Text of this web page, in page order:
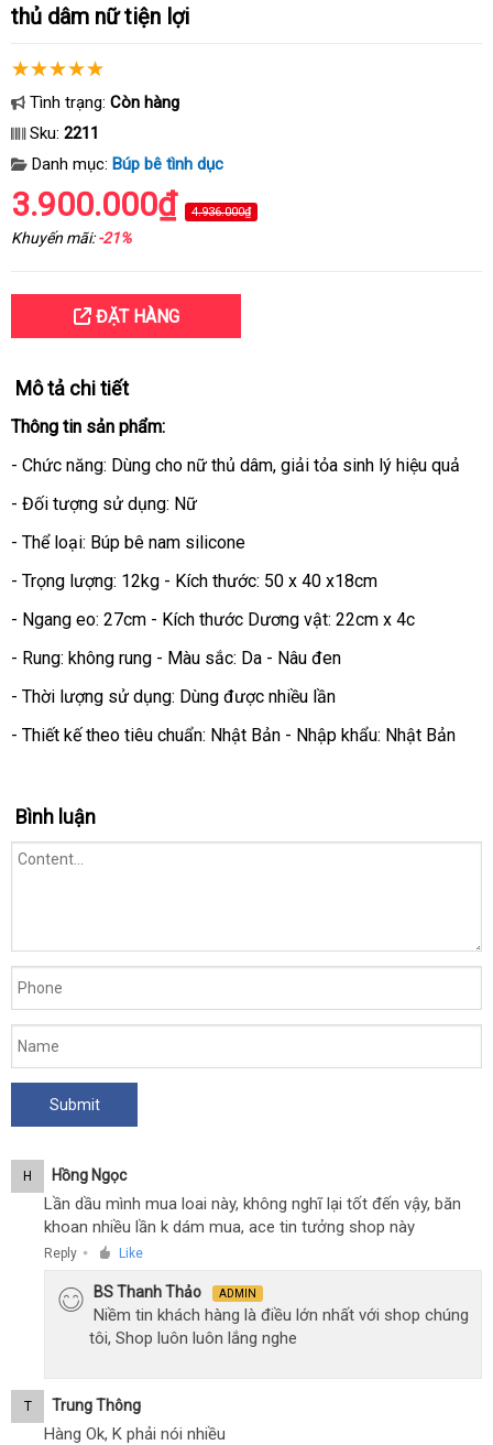
thủ dâm nữ tiện lợi
Tình trạng: Còn hàng
Sku: 2211
Danh mục: Búp bê tình dục
3.900.000₫ 4.936.000₫
Khuyến mãi:-21%
ĐẶT HÀNG
Mô tả chi tiết
Thông tin sản phẩm:
- Chức năng: Dùng cho nữ thủ dâmto
, giải tỏa sinh lý hiệu quả
- Đối tượng sử dụng: Nữ
- Thể loại: Búp bê nam silicone
- Trọng lượng: 12kg - Kích thước: 50 x 40 x18cm
- Ngang eo: 27cm - Kích thước Dương vật: 22cm x 4c
- Rung: không rung - Màu sắc: Da - Nâu đen
- Thời lượng sử dụng: Dùng siêu
thị
được nhiều lần
- Thiết kế theo tiêu chuẩn: Nhật Bản - Nhập khẩu: Nhật Bản
Bình luận
H Hồng Ngọc
Lần dầu mình mua loai này, không nghĩ lại tốt đến vậy, băn
khoan nhiều lần k dám mua, ace tin tưởng shop này
Reply ● Like
BS Thanh Thảo ADMIN
Niềm tin khách hàng là điều lớn nhất với shop chúng
tôi, Shop luôn luôn lắng nghe
T Trung Thông
Hàng Ok, K phải nói nhiều